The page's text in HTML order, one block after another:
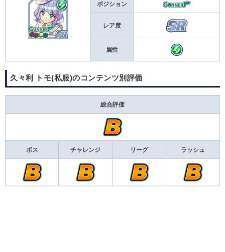
ポジション
レア度
属性
久々利 トモ(私服)のコンテンツ別評価
総合評価
ボス チャレンジ リーグ ラッシュ